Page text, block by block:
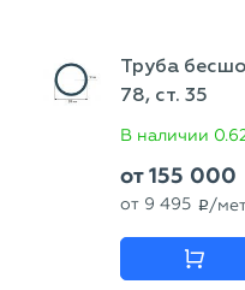
Труба
78, ст. 35
В наличии
от155 000
от 9 495 p /